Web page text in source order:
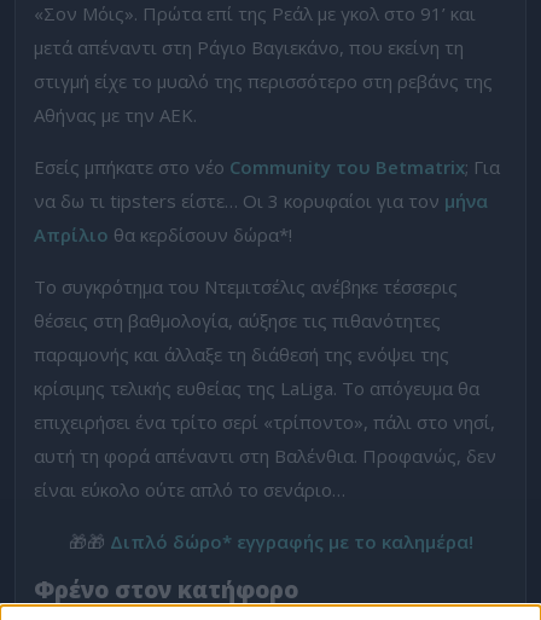
«Σον Μόις». Πρώτα επί της Ρεάλ με γκολ στο 91’ και
μετά απέναντι στη Ράγιο Βαγιεκάνο, που εκείνη τη
στιγμή είχε το μυαλό της περισσότερο στη ρεβάνς της
Αθήνας με την ΑΕΚ.
Εσείς μπήκατε στο νέο Community του Betmatrix; Για
να δω τι tipsters είστε… Οι 3 κορυφαίοι για τον μήνα
Απρίλιο θα κερδίσουν δώρα*!
Το συγκρότημα του Ντεμιτσέλις ανέβηκε τέσσερις
θέσεις στη βαθμολογία, αύξησε τις πιθανότητες
παραμονής και άλλαξε τη διάθεσή της ενόψει της
κρίσιμης τελικής ευθείας της LaLiga. Το απόγευμα θα
επιχειρήσει ένα τρίτο σερί «τρίποντο», πάλι στο νησί,
αυτή τη φορά απέναντι στη Βαλένθια. Προφανώς, δεν
είναι εύκολο ούτε απλό το σενάριο…
🎁🎁 Διπλό δώρο* εγγραφής με το καλημέρα!
Φρένο στον κατήφορο